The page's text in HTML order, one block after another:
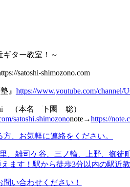
ギター教室！～
satoshi-shimozono.com
』 https://www.youtube.com/
（本名 下園 聡）
satoshi.shimozononote→https://
、お気軽に連絡をください。
、 雑司ケ谷、三ノ輪、上野、 御徒
ます！ 駅から徒歩3分以内の駅近教
い合わせください！